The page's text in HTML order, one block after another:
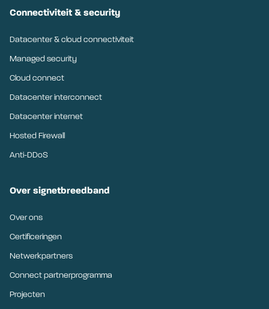
Connectiviteit & security
Datacenter & cloud connectiviteit
Managed security
Cloud connect
Datacenter interconnect
Datacenter internet
Hosted Firewall
Anti-DDoS
Over signetbreedband
Over ons
Certificeringen
Netwerkpartners
Connect partnerprogramma
Projecten